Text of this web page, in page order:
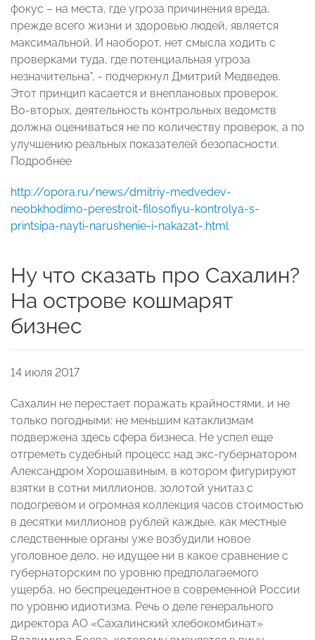
фокус – на места, где угроза причинения вреда,
прежде всего жизни и здоровью людей, является
максимальной. И наоборот, нет смысла ходить с
проверками туда, где потенциальная угроза
незначительна", - подчеркнул Дмитрий Медведев.
Этот принцип касается и внеплановых проверок.
Во-вторых, деятельность контрольных ведомств
должна оцениваться не по количеству проверок, а по
улучшению реальных показателей безопасности.
Подробнее
http://opora.ru/news/dmitriy-medvedev-
neobkhodimo-perestroit-filosofiyu-kontrolya-s-
printsipa-nayti-narushenie-i-nakazat-.html
Ну что сказать про Сахалин?
На острове кошмарят
бизнес
14 июля 2017
Сахалин не перестает поражать крайностями, и не
только погодными: не меньшим катаклизмам
подвержена здесь сфера бизнеса. Не успел еще
отгреметь судебный процесс над экс-губернатором
Александром Хорошавиным, в котором фигурируют
взятки в сотни миллионов, золотой унитаз с
подогревом и огромная коллекция часов стоимостью
в десятки миллионов рублей каждые, как местные
следственные органы уже возбудили новое
уголовное дело, не идущее ни в какое сравнение с
губернаторским по уровню предполагаемого
ущерба, но беспрецедентное в современной России
по уровню идиотизма. Речь о деле генерального
директора АО «Сахалинский хлебокомбинат»